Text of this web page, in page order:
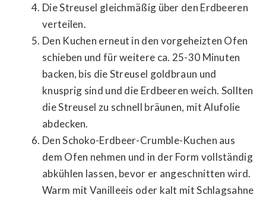
Die Streusel gleichmäßig über den Erdbeeren
verteilen.
Den Kuchen erneut in den vorgeheizten Ofen
schieben und für weitere ca. 25-30 Minuten
backen, bis die Streusel goldbraun und
knusprig sind und die Erdbeeren weich. Sollten
die Streusel zu schnell bräunen, mit Alufolie
abdecken.
Den Schoko-Erdbeer-Crumble-Kuchen aus
dem Ofen nehmen und in der Form vollständig
abkühlen lassen, bevor er angeschnitten wird.
Warm mit Vanilleeis oder kalt mit Schlagsahne